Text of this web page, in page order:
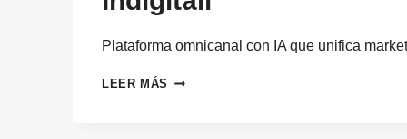
Plataforma omnicanal con IA que unifica
LEER MÁS INDIGITALL